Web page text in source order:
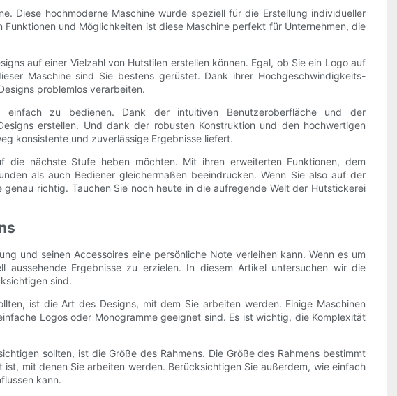
Diese hochmoderne Maschine wurde speziell für die Erstellung individueller
und Möglichkeiten ist diese Maschine perfekt für Unternehmen, die
auf einer Vielzahl von Hutstilen erstellen können. Egal, ob Sie ein Logo auf
Maschine sind Sie bestens gerüstet. Dank ihrer Hochgeschwindigkeits-
problemlos verarbeiten.
einfach zu bedienen. Dank der intuitiven Benutzeroberfläche und der
erstellen. Und dank der robusten Konstruktion und den hochwertigen
konsistente und zuverlässige Ergebnisse liefert.
die nächste Stufe heben möchten. Mit ihren erweiterten Funktionen, dem
als auch Bediener gleichermaßen beeindrucken. Wenn Sie also auf der
richtig. Tauchen Sie noch heute in die aufregende Welt der Hutstickerei
und seinen Accessoires eine persönliche Note verleihen kann. Wenn es um
Ergebnisse zu erzielen. In diesem Artikel untersuchen wir die
sind.
ist die Art des Designs, mit dem Sie arbeiten werden. Einige Maschinen
Logos oder Monogramme geeignet sind. Es ist wichtig, die Komplexität
sollten, ist die Größe des Rahmens. Die Größe des Rahmens bestimmt
mit denen Sie arbeiten werden. Berücksichtigen Sie außerdem, wie einfach
kann.